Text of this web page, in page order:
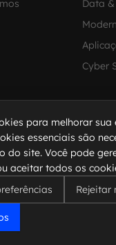
Data
Cyber
– 15º
Paulo –
4560-
USA
7345
Ste 210
Office
32819
para melhorar sua
essenciais são
do site. Você pode
aceitar todos os
Rejeitar